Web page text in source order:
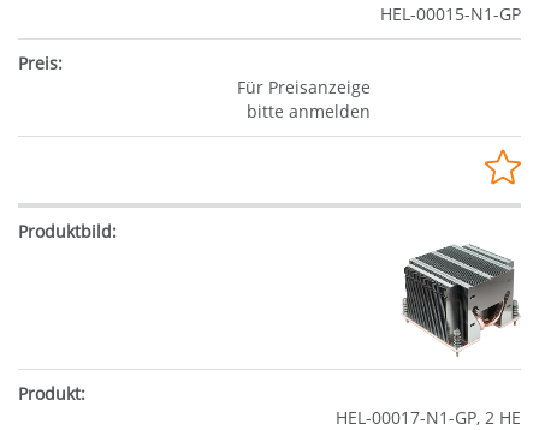
HEL-00015-N1-GP
Für Preisanzeige
bitte anmelden
HEL-00017-N1-GP, 2 HE